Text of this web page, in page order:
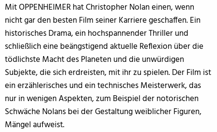
Mit OPPENHEIMER hat Christopher Nolan einen, wenn
nicht gar den besten Film seiner Karriere geschaffen. Ein
historisches Drama, ein hochspannender Thriller und
schließlich eine beängstigend aktuelle Reflexion über die
tödlichste Macht des Planeten und die unwürdigen
Subjekte, die sich erdreisten, mit ihr zu spielen. Der Film ist
ein erzählerisches und ein technisches Meisterwerk, das
nur in wenigen Aspekten, zum Beispiel der notorischen
Schwäche Nolans bei der Gestaltung weiblicher Figuren,
Mängel aufweist.